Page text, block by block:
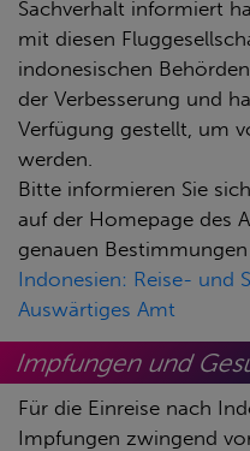
Sachverhalt informiert
mit diesen
indonesischen
der Verbesserung und
Verfügung gestellt, um
werden.
Bitte informieren Sie
auf der Homepage des
genauen
Indonesien: Reise- und
Auswärtiges Amt
Impfungen und
Für die Einreise nach
Impfungen zwingend